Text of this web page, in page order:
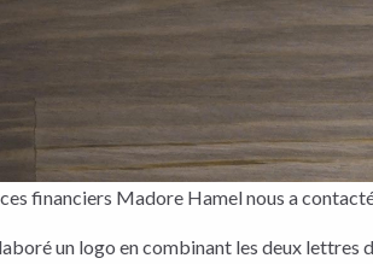
financiers Madore Hamel nous a
un logo en combinant les deux